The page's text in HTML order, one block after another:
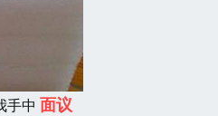
手中 面议